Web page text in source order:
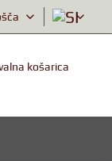
košarica